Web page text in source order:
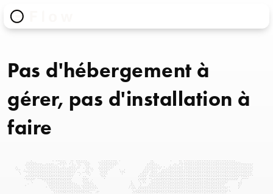
Pas d'hébergement à
gérer, pas d'installation à
faire